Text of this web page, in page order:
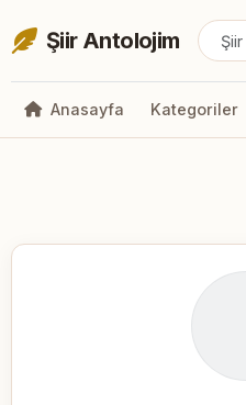
Şiir Antolojim
Anasayfa Kategoriler